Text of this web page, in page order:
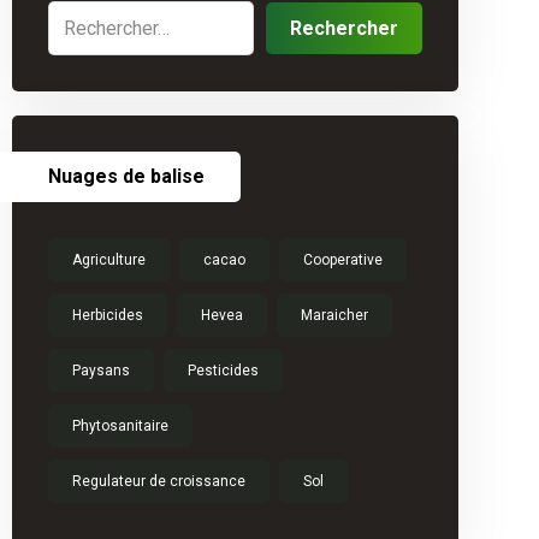
Nuages de balise
Agriculture cacao Cooperative
Herbicides Hevea Maraicher
Paysans Pesticides
Phytosanitaire
Regulateur de croissance Sol